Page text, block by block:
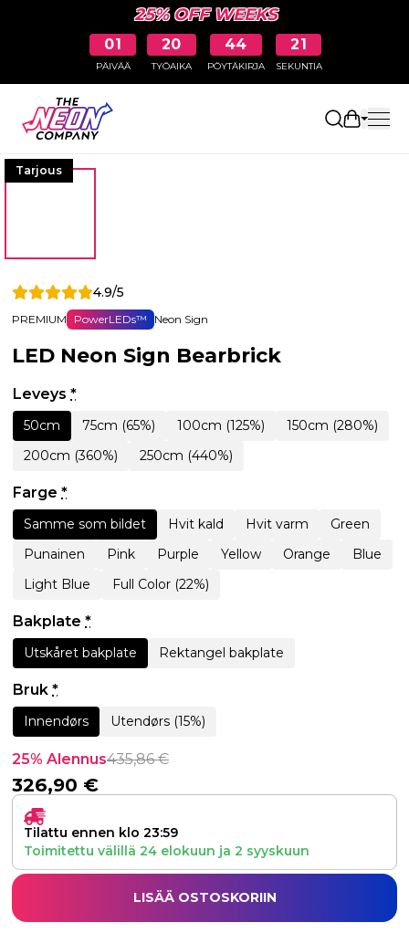
25% OFF WEEKS
01
PÄIVÄÄ
20
TYÖAIKA
44
PÖYTÄKIRJA
20
SEKUNTIA
Avaa
Tarjous
4.9/5
PREMIUM PowerLEDs™ Neon Sign
LED Neon Sign Bearbrick
Leveys *
50cm 75cm (65%) 100cm (125%)
150cm (280%)
200cm (360%)
250cm (440%)
Farge *
Samme som bildet Hvit kald Hvit varm
Green
Punainen
Pink Purple Yellow Orange
Blue
Light Blue
Full Color (22%)
Bakplate *
Utskåret bakplate Rektangel bakplate
Bruk *
Innendørs Utendørs (15%)
25% Alennus435,86€
326,90 €
Tilattu ennen klo 23:59
Toimitettu välillä 24 elokuun ja 2 syyskuun
LISÄÄ OSTOSKORIIN